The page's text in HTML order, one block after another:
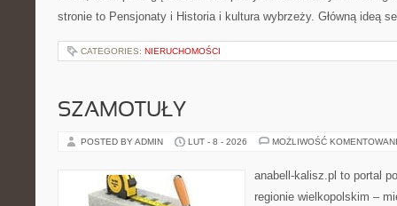
stronie to Pensjonaty i Historia i kultura wybrzeży. Główną ideą
CATEGORIES: NIERUCHOMOŚCI
SZAMOTUŁY
POSTED BY ADMIN LUT - 8 - 2026 MOŻLIWOŚĆ
anabell-kalisz.pl to portal
regionie wielkopolskim –